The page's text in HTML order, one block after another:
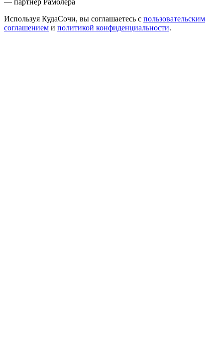
— партнер Рамблера
Используя КудаСочи, вы соглашаетесь с пользовательским
соглашением и политикой конфиденциальности.